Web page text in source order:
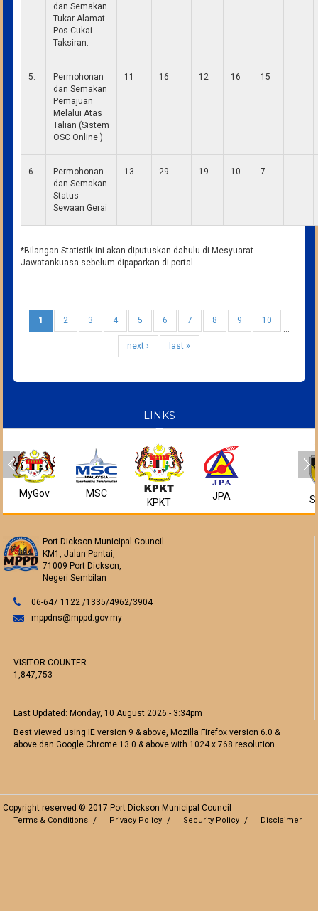
dan Semakan
Tukar Alamat
Pos Cukai
Taksiran.
5.
Permohonan
dan Semakan
Pemajuan
Melalui Atas
Talian (Sistem
OSC Online )
11 16 12 16 15
6.
Permohonan
dan Semakan
Status
Sewaan Gerai
13 29 19 10 7
*Bilangan Statistik ini akan diputuskan dahulu di Mesyuarat
Jawatankuasa sebelum dipaparkan di portal.
1 2 3 4 5 6 7 8 9
10
next ›
last »
LINKS
MyGov MSC
KPKT
JPA
Port Dickson Municipal Council
KM1, Jalan Pantai,
71009 Port Dickson,
Negeri Sembilan
06-647 1122 /1335/4962/3904
mppdns@mppd.gov.my
VISITOR COUNTER
1,847,753
Last Updated:Monday, 10 August 2026 - 3:34pm
Best viewed using IE version 9 & above, Mozilla Firefox version 6.0 &
above dan Google Chrome 13.0 & above with 1024 x 768 resolution
Copyright reserved © 2017 Port Dickson Municipal Council
Terms & Conditions Privacy Policy Security Policy Disclaimer